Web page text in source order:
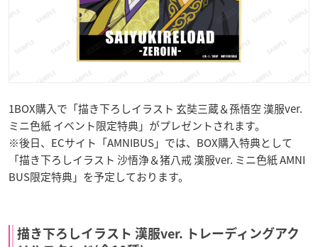
1BOX購入で「描き下ろしイラスト 玄奘三蔵＆孫悟空 漢服ver.
ミニ色紙 イベント限定特典」がプレゼントされます。
※後日、ECサイト「AMNIBUS」では、BOX購入特典として
「描き下ろしイラスト 沙悟浄＆猪八戒 漢服ver. ミニ色紙 AMNI
BUS限定特典」を予定しております。
描き下ろしイラスト 漢服ver. トレーディングアク